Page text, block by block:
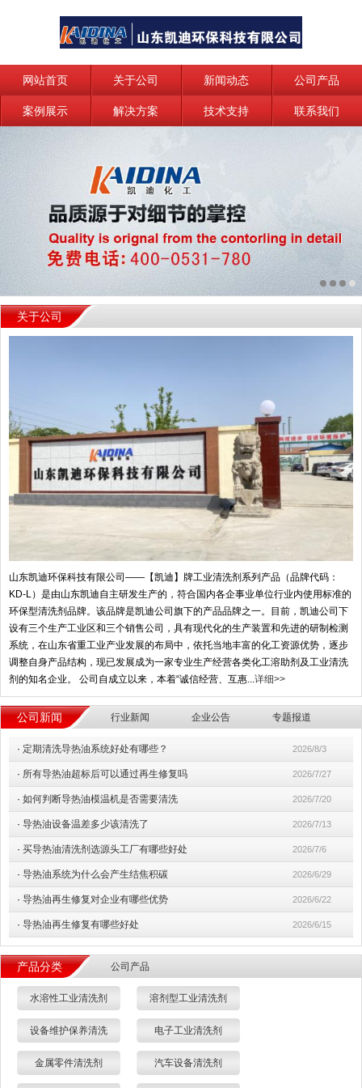
网站首页 关于公司 新闻动态 公司产品
案例展示 解决方案 技术支持 联系我们
关于公司
山东凯迪环保科技有限公司——【凯迪】牌工业清洗剂系列产品（品牌代码：
KD-L）是由山东凯迪自主研发生产的，符合国内各企事业单位行业内使用标准的
环保型清洗剂品牌。该品牌是凯迪公司旗下的产品品牌之一。目前，凯迪公司下
设有三个生产工业区和三个销售公司，具有现代化的生产装置和先进的研制检测
系统，在山东省重工业产业发展的布局中，依托当地丰富的化工资源优势，逐步
调整自身产品结构，现已发展成为一家专业生产经营各类化工溶助剂及工业清洗
剂的知名企业。 公司自成立以来，本着“诚信经营、互惠... 详细>>
公司新闻 行业新闻 企业公告 专题报道
· 定期清洗导热油系统好处有哪些？ 2026/8/3
· 所有导热油超标后可以通过再生修复吗 2026/7/27
· 如何判断导热油模温机是否需要清洗 2026/7/20
· 导热油设备温差多少该清洗了 2026/7/13
· 买导热油清洗剂选源头工厂有哪些好处 2026/7/6
· 导热油系统为什么会产生结焦积碳 2026/6/29
· 导热油再生修复对企业有哪些优势 2026/6/22
· 导热油再生修复有哪些好处 2026/6/15
产品分类 公司产品
水溶性工业清洗剂 溶剂型工业清洗剂
设备维护保养清洗 电子工业清洗剂
金属零件清洗剂 汽车设备清洗剂